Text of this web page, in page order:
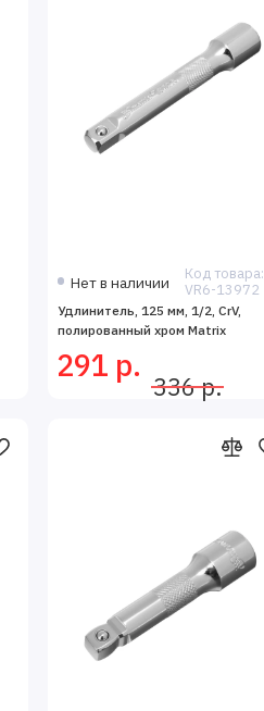
Нет в наличии
Код товара:
VR6-13972
Удлинитель, 125 мм, 1/2, CrV,
полированный хром Matrix
291 р.
336 р.